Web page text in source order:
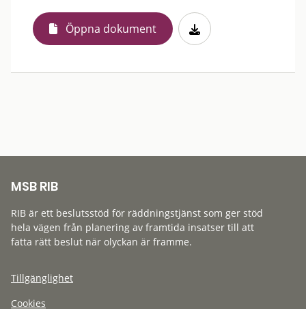
Öppna dokument
MSB RIB
RIB är ett beslutsstöd för räddningstjänst som ger stöd
hela vägen från planering av framtida insatser till att
fatta rätt beslut när olyckan är framme.
Tillgänglighet
Cookies